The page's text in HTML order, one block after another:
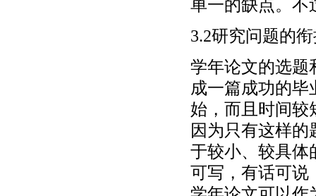
单一的缺点。不
3.2研究问题的
学年论文的选题
成一篇成功的
始，而且时间较
因为只有这样
于较小、较具体
可写，有话可说